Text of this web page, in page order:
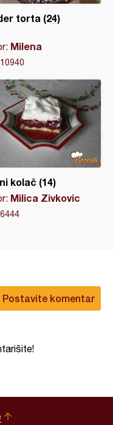
torta (24)
Milena
10940
kolač (14)
Milica Zivkovic
6444
Postavite komentar